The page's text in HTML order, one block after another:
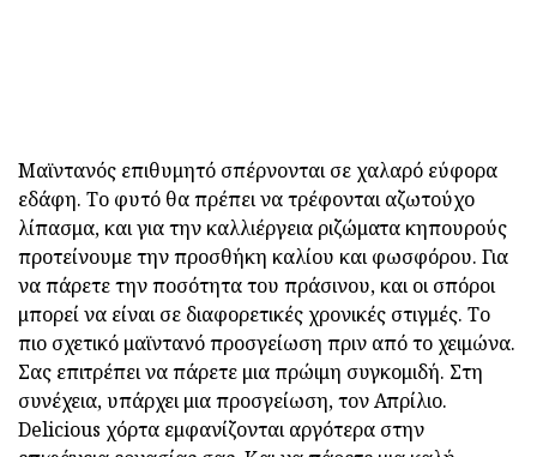
Μαϊντανός επιθυμητό σπέρνονται σε χαλαρό εύφορα
εδάφη. Το φυτό θα πρέπει να τρέφονται αζωτούχο
λίπασμα, και για την καλλιέργεια ριζώματα κηπουρούς
προτείνουμε την προσθήκη καλίου και φωσφόρου. Για
να πάρετε την ποσότητα του πράσινου, και οι σπόροι
μπορεί να είναι σε διαφορετικές χρονικές στιγμές. Το
πιο σχετικό μαϊντανό προσγείωση πριν από το χειμώνα.
Σας επιτρέπει να πάρετε μια πρώιμη συγκομιδή. Στη
συνέχεια, υπάρχει μια προσγείωση, τον Απρίλιο.
Delicious χόρτα εμφανίζονται αργότερα στην